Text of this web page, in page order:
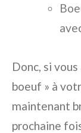
Donc, si
boeuf » à
maintenant
prochaine